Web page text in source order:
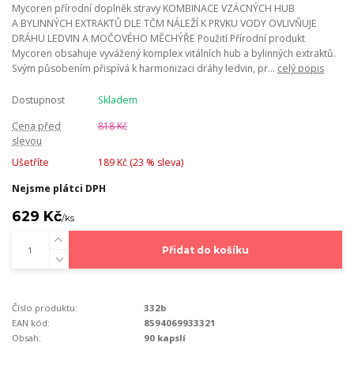
Mycoren přírodní doplněk stravy KOMBINACE VZÁCNÝCH HUB
A BYLINNÝCH EXTRAKTŮ DLE TČM NÁLEŽÍ K PRVKU VODY OVLIVŇUJE
DRÁHU LEDVIN A MOČOVÉHO MĚCHÝŘE Použití Přírodní produkt
Mycoren obsahuje vyvážený komplex vitálních hub a bylinných extraktů.
Svým působením přispívá k harmonizaci dráhy ledvin, pr... celý popis
Dostupnost
Skladem
Cena před
slevou
818 Kč
Ušetříte 189 Kč (23 % sleva)
Nejsme plátci DPH
629 Kč/ks
Přidat do košíku
Číslo produktu:
332b
EAN kód:
8594069933321
Obsah:
90 kapslí